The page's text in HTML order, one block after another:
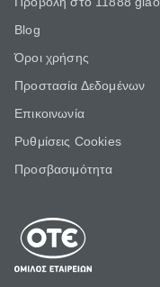
Blog
Όροι χρήσης
Προστασία Δεδομένων
Επικοινωνία
Ρυθμίσεις Cookies
Προσβασιμότητα